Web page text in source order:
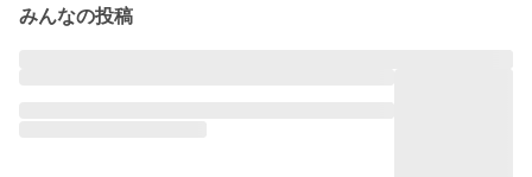
みんなの投稿